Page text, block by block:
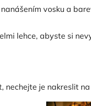
vosku a
lehce, abyste si
nechejte je nakreslit